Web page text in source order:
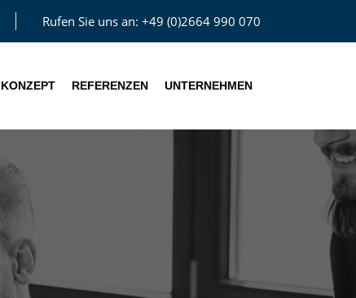
Rufen Sie uns an: +49 (0)2664 990 070
KONZEPT REFERENZEN UNTERNEHMEN